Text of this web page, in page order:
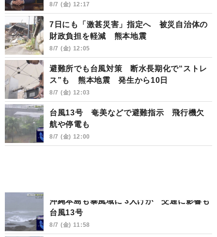
8/7 (金) 12:17
7日にも「激甚災害」指定へ 被災自治体の
財政負担を軽減 熊本地震
8/7 (金) 12:05
避難所でも台風対策 断水長期化で“ストレ
ス”も 熊本地震 発生から10日
8/7 (金) 12:03
台風13号 奄美などで避難指示 飛行機欠
航や停電も
8/7 (金) 12:00
沖縄本島も暴風域に 3人けが 交通に影響も
台風13号
8/7 (金) 11:58